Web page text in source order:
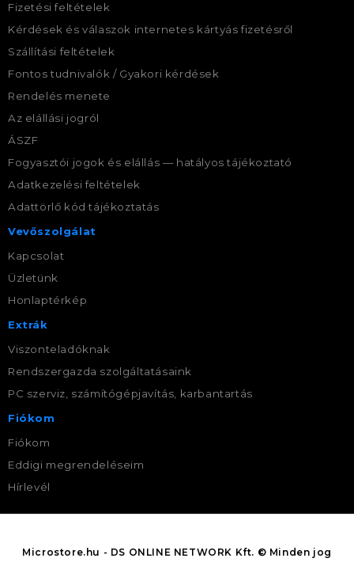
Fizetési feltételek
Kérdések és válaszok internetes kártyás fizetésről
Szállítási feltételek
Fontos tudnivalók / Gyakori kérdések
Rendelés menete
Az elállási jogról
ÁSZF
Fogyasztói jogok és elállás — hatályos tájékoztató
Adatkezelési feltételek
Adattörlő kód tájékoztatás
Vevőszolgálat
Kapcsolat
Üzletünk
Honlaptérkép
Extrák
Viszonteladóknak
Rendszergazda szolgáltatásaink
PC szerviz, számítógépjavítás, karbantartás
Fiókom
Fiókom
Eddigi megrendeléseim
Hírlevél
Microstore.hu - DS ONLINE NETWORK Kft. © Minden jog